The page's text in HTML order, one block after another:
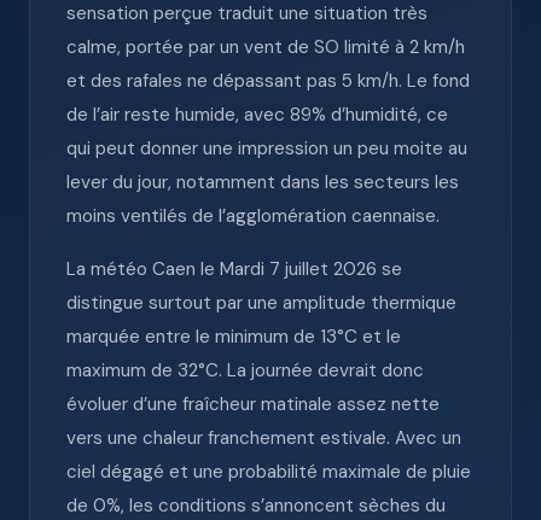
sensation perçue traduit une situation très
calme, portée par un vent de SO limité à 2 km/h
et des rafales ne dépassant pas 5 km/h. Le fond
de l’air reste humide, avec 89% d’humidité, ce
qui peut donner une impression un peu moite au
lever du jour, notamment dans les secteurs les
moins ventilés de l’agglomération caennaise.
La météo Caen le Mardi 7 juillet 2026 se
distingue surtout par une amplitude thermique
marquée entre le minimum de 13°C et le
maximum de 32°C. La journée devrait donc
évoluer d’une fraîcheur matinale assez nette
vers une chaleur franchement estivale. Avec un
ciel dégagé et une probabilité maximale de pluie
de 0%, les conditions s’annoncent sèches du